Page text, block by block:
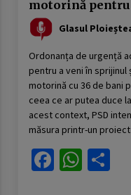
motorină pentru
de la 1 iulie
Glasul
Ordonanța de urgență
pentru a veni în
motorină cu 36 de bani
ceea ce ar putea duce
acest context, PSD
măsura printr-un
Facebook